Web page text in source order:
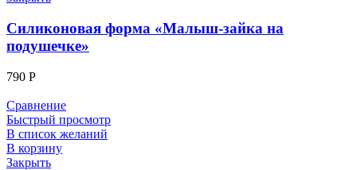
Силиконовая форма «Малыш-зайка на
подушечке»
790 Р
Сравнение
Быстрый просмотр
В список желаний
В корзину
Закрыть